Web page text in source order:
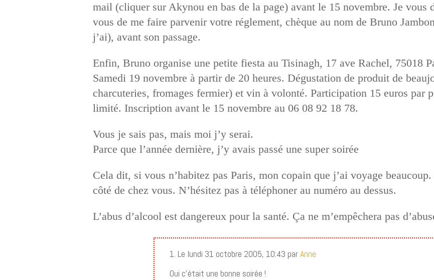
mail (cliquer sur Akynou en bas de la page) avant le 15 novembre. Je vous
vous de me faire parvenir votre réglement, chèque au nom de Bruno
j’ai), avant son passage.
Enfin, Bruno organise une petite fiesta au Tisinagh, 17 ave Rachel, 75018
Samedi 19 novembre à partir de 20 heures. Dégustation de produit de
charcuteries, fromages fermier) et vin à volonté. Participation 15 euros par
limité. Inscription avant le 15 novembre au 06 08 92 18 78.
Vous je sais pas, mais moi j’y serai.
Parce que l’année dernière, j’y avais passé une super soirée
Cela dit, si vous n’habitez pas Paris, mon copain que j’ai voyage
côté de chez vous. N’hésitez pas à téléphoner au numéro au dessus.
L’abus d’alcool est dangereux pour la santé. Ça ne m’empêchera pas
1. Le lundi 31 octobre 2005, 10:43 parAnne
Oui c’était une bonne soirée !